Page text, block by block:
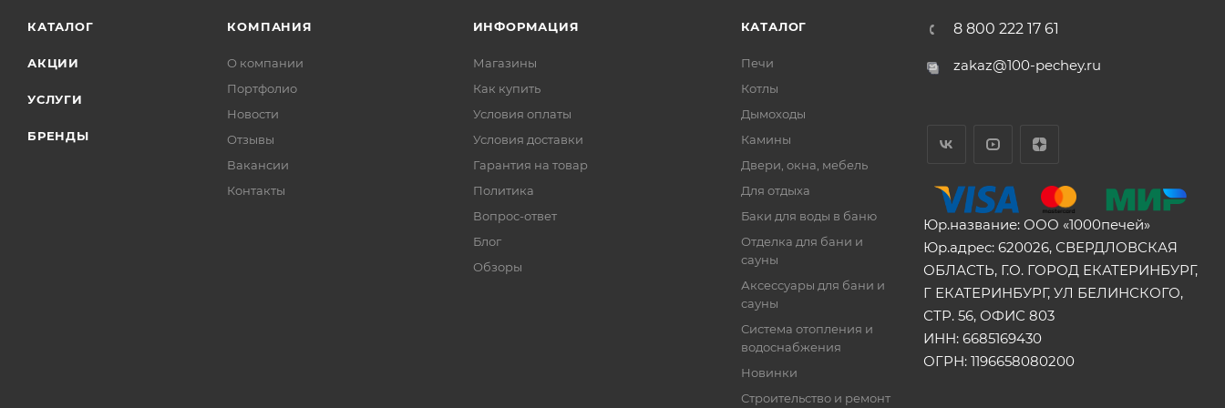
КАТАЛОГ
АКЦИИ
УСЛУГИ
БРЕНДЫ
КОМПАНИЯ
О компании
Портфолио
Новости
Отзывы
Вакансии
Контакты
ИНФОРМАЦИЯ
Магазины
Как купить
Условия оплаты
Условия доставки
Гарантия на товар
Политика
Вопрос-ответ
Блог
Обзоры
КАТАЛОГ
Печи
Котлы
Дымоходы
Камины
Двери, окна, мебель
Для отдыха
Баки для воды в баню
Отделка для бани и
сауны
Аксессуары для бани и
сауны
Система отопления и
водоснабжения
Новинки
Строительство и ремонт
8 800 222 17 61
zakaz@100-pechey.ru
Юр.название: ООО «1000печей»
Юр.адрес: 620026, СВЕРДЛОВСКАЯ
ОБЛАСТЬ, Г.О. ГОРОД ЕКАТЕРИНБУРГ,
Г ЕКАТЕРИНБУРГ, УЛ БЕЛИНСКОГО,
СТР. 56, ОФИС 803
ИНН: 6685169430
ОГРН: 1196658080200